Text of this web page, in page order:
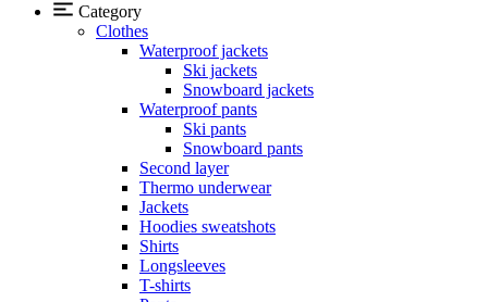
Category
Clothes
Waterproof jackets
Ski jackets
Snowboard jackets
Waterproof pants
Ski pants
Snowboard pants
Second layer
Thermo underwear
Jackets
Hoodies sweatshots
Shirts
Longsleeves
T-shirts